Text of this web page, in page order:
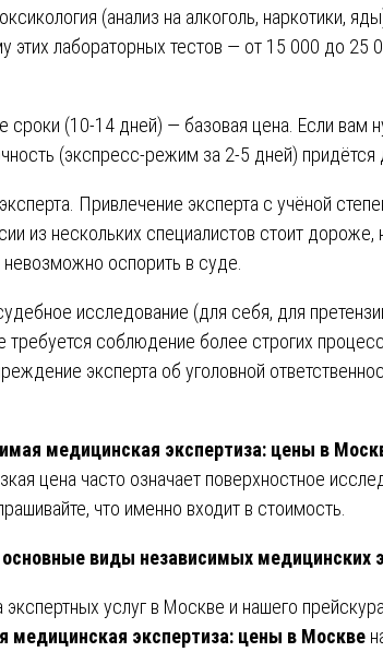
(анализ на алкоголь, наркотики,
этих лабораторных тестов — от 15 000 до 25
сроки (10-14 дней) — базовая цена. Если вам
(экспресс-режим за 2-5 дней) придётся
Привлечение эксперта с учёной
из нескольких специалистов стоит дороже,
оспорить в суде.
исследование (для себя, для
требуется соблюдение более строгих
эксперта об уголовной
медицинская экспертиза: цены в
цена часто означает поверхностное
что именно входит в стоимость.
виды независимых медицинских
услуг в Москве и нашего
медицинская экспертиза: цены в Москве